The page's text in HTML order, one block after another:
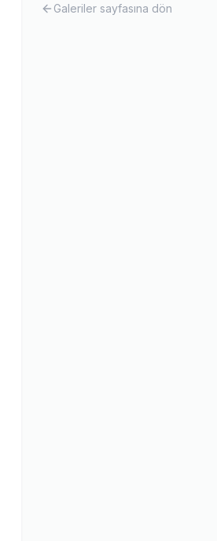
Galeriler sayfasına dön